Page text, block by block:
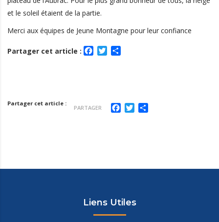
et le soleil étaient de la partie.
Merci aux équipes de Jeune Montagne pour leur confiance
Partager cet article : Facebook
Twitter
PARTAGER
Partager cet article : Facebook
Twitter
Liens Utiles